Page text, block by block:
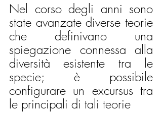
Nel corso degli anni sono
state avanzate diverse teorie
che definivano una
spiegazione connessa alla
diversità esistente tra le
specie; è possibile
configurare un excursus tra
le principali di tali teorie